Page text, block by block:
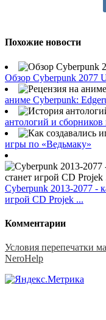
Похожие новости
Обзор Cyberpunk 2077
аниме Cyberpunk:
антологий и сборников
игры по «Ведьмаку»
Cyberpunk 2013-2077 -
игрой CD Projek ...
Комментарии
Условия перепечатки
NeroHelp